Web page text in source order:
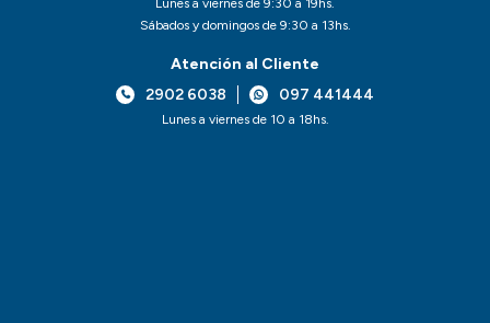
Lunes a viernes de 9:30 a 19hs.
Sábados y domingos de 9:30 a 13hs.
Atención al Cliente
2902 6038
097 441444
Lunes a viernes de 10 a 18hs.